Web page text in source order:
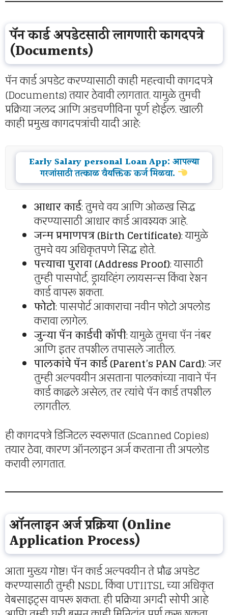
पॅन कार्ड अपडेटसाठी लागणारी कागदपत्रे
(Documents)
पॅन कार्ड अपडेट करण्यासाठी काही महत्त्वाची कागदपत्रे
(Documents) तयार ठेवावी लागतात. यामुळे तुमची
प्रक्रिया जलद आणि अडचणीविना पूर्ण होईल. खाली
काही प्रमुख कागदपत्रांची यादी आहे:
Early Salary personal Loan App: आपल्या
गरजांसाठी तत्काळ वैयक्तिक कर्ज मिळवा.
आधार कार्ड: तुमचे वय आणि ओळख सिद्ध
करण्यासाठी आधार कार्ड आवश्यक आहे.
जन्म प्रमाणपत्र (Birth Certificate): यामुळे
तुमचे वय अधिकृतपणे सिद्ध होते.
पत्त्याचा पुरावा (Address Proof): यासाठी
तुम्ही पासपोर्ट, ड्रायव्हिंग लायसन्स किंवा रेशन
कार्ड वापरू शकता.
फोटो: पासपोर्ट आकाराचा नवीन फोटो अपलोड
करावा लागेल.
जुन्या पॅन कार्डची कॉपी: यामुळे तुमचा पॅन नंबर
आणि इतर तपशील तपासले जातील.
पालकांचे पॅन कार्ड (Parent’s PAN Card): जर
तुम्ही अल्पवयीन असताना पालकांच्या नावाने पॅन
कार्ड काढले असेल, तर त्यांचे पॅन कार्ड तपशील
लागतील.
ही कागदपत्रे डिजिटल स्वरूपात (Scanned Copies)
तयार ठेवा, कारण ऑनलाइन अर्ज करताना ती अपलोड
करावी लागतात.
ऑनलाइन अर्ज प्रक्रिया (Online
Application Process)
आता मुख्य गोष्ट! पॅन कार्ड अल्पवयीन ते प्रौढ अपडेट
करण्यासाठी तुम्ही NSDL किंवा UTIITSL च्या अधिकृत
वेबसाइट्स वापरू शकता. ही प्रक्रिया अगदी सोपी आहे